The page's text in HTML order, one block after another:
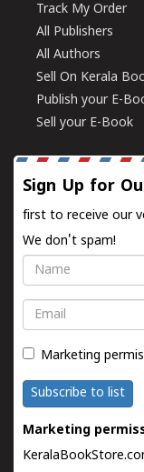
Track My Order
All Publishers
All Authors
Sell On Kerala
Publish your E-
Sell your E-Book
Sign Up for
first to receive our
We don't spam!
Name
Email
Marketing
Subscribe to list
Marketing